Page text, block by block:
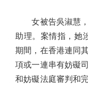
女被告吳淑慧，
助理。案情指，她
期間，在香港連同
項或一連串有妨礙
和妨礙法庭審判和